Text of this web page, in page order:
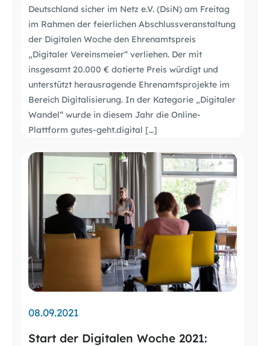
Deutschland sicher im Netz e.V. (DsiN) am Freitag
im Rahmen der feierlichen Abschlussveranstaltung
der Digitalen Woche den Ehrenamtspreis
„Digitaler Vereinsmeier“ verliehen. Der mit
insgesamt 20.000 € dotierte Preis würdigt und
unterstützt herausragende Ehrenamtsprojekte im
Bereich Digitalisierung. In der Kategorie „Digitaler
Wandel“ wurde in diesem Jahr die Online-
Plattform gutes-geht.digital […]
08.09.2021
Start der Digitalen Woche 2021: